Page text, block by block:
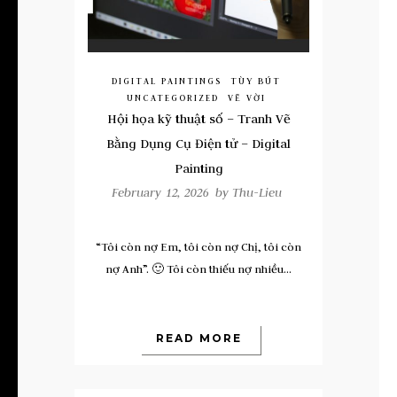
DIGITAL PAINTINGS
TÙY BÚT
UNCATEGORIZED
VẼ VỜI
Hội họa kỹ thuật số – Tranh Vẽ
Bằng Dụng Cụ Điện tử – Digital
Painting
February 12, 2026 by Thu-Lieu
“Tôi còn nợ Em, tôi còn nợ Chị, tôi còn
nợ Anh”. 🙂 Tôi còn thiếu nợ nhiều...
READ MORE